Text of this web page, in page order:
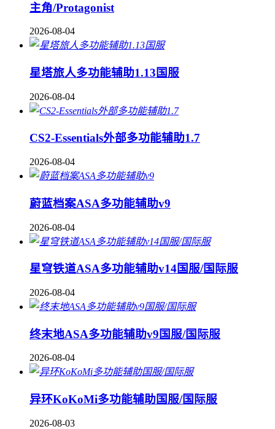
主角/Protagonist
2026-08-04
星塔旅人多功能辅助1.13国服
2026-08-04
CS2-Essentials外部多功能辅助1.7
2026-08-04
蔚蓝档案ASA多功能辅助v9
2026-08-04
星穹铁道ASA多功能辅助v14国服/国际服
2026-08-04
终末地ASA多功能辅助v9国服/国际服
2026-08-04
异环KoKoMi多功能辅助国服/国际服
2026-08-03